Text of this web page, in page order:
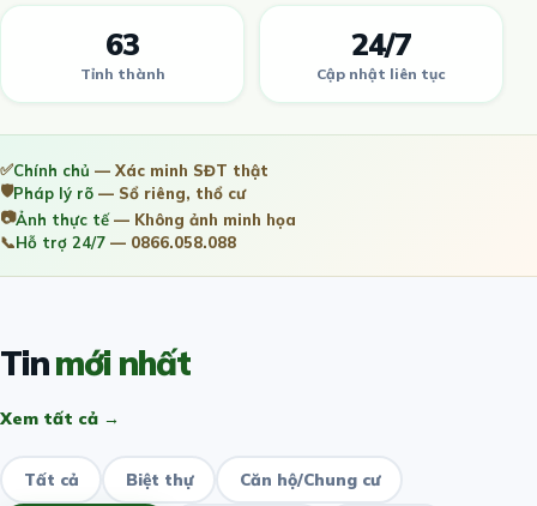
63
Tỉnh thành
24/7
Cập nhật liên tục
✅Chính chủ — Xác minh SĐT thật
🛡️Pháp lý rõ — Sổ riêng, thổ cư
📷Ảnh thực tế— Không ảnh minh họa
📞Hỗ trợ 24/7 — 0866.058.088
Tinmới nhất
Xem tất cả →
Tất cả Biệt thự Căn hộ/Chung cư